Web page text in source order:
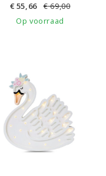
€ 55,66 €69,00
Op voorraad